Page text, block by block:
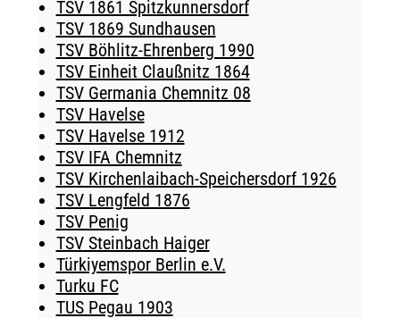
TSV 1861 Spitzkunnersdorf
TSV 1869 Sundhausen
TSV Böhlitz-Ehrenberg 1990
TSV Einheit Claußnitz 1864
TSV Germania Chemnitz 08
TSV Havelse
TSV Havelse 1912
TSV IFA Chemnitz
TSV Kirchenlaibach-Speichersdorf 1926
TSV Lengfeld 1876
TSV Penig
TSV Steinbach Haiger
Türkiyemspor Berlin e.V.
Turku FC
TUS Pegau 1903